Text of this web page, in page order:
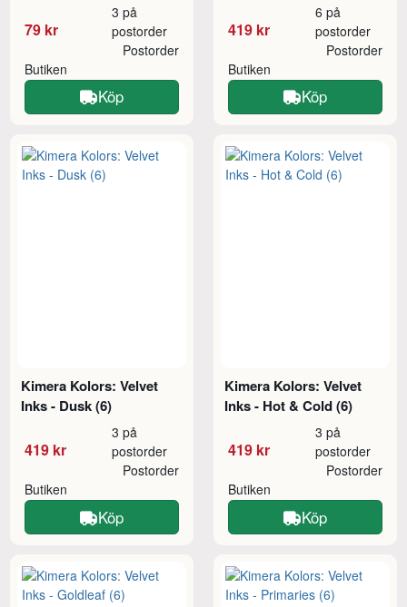
79 kr
3 på
postorder
Butiken
Postorder
Köp
419 kr
6 på
postorder
Butiken
Postorder
Köp
Kimera Kolors: Velvet
Inks - Dusk (6)
419 kr
3 på
postorder
Butiken
Postorder
Köp
Kimera Kolors: Velvet
Inks - Hot & Cold (6)
419 kr
3 på
postorder
Butiken
Postorder
Köp